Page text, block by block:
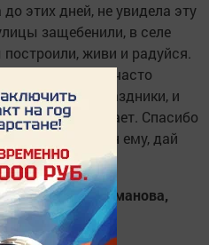
этих дней, не увидела эту
защебенили, в селе
живи и радуйся.
в родном селе, часто
вместе на праздники, и
расцветает. Спасибо
Низкий поклон ему, дай
всем!
Любовь Романова,